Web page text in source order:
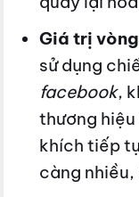
Giá trị
sử dụng
facebook,
thương
khích tiếp
càng nhiều,